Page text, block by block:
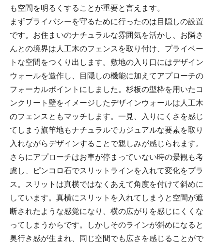
も空間を明るくすることが重要と言えます。
まずプライバシーを守るために行ったのは目隠しの設置
です。お住まいのナチュラルな雰囲気を活かし、お隣さ
んとの境界は人工木のフェンスを取り付け、プライベー
トな空間をつくり出します。敷地の入り口にはデザイン
ウォールを造作し、目隠しの機能に加えてアプローチの
フォーカルポイントにしました。杉板の型枠を用いたコ
ンクリート壁をイメージしたデザインウォールは人工木
のフェンスともマッチします。一見、入りにくさを感じ
てしまう旗竿地もナチュラルでカジュアルな要素を取り
入れながらデザインすることで親しみが感じられます。
さらにアプローチはお車が停まっていない時の景観も考
慮し、ピンコロ石でスリットラインを入れて変化をプラ
ス。スリットは真横ではなくあえて角度を付けて斜めに
しています。真横にスリットを入れてしまうと空間が遮
断されたような感覚になり、横の広がりを感じにくくな
ってしまうからです。しかしそのラインが斜めになると
奥行き感が生まれ、同じ空間でも広さを感じることがで